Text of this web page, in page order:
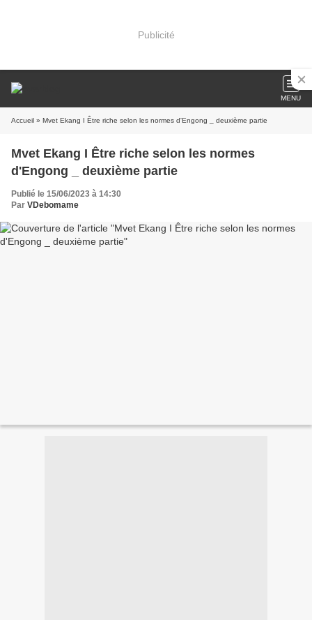
Publicité
MENU
Accueil » Mvet Ekang I Être riche selon les normes d'Engong _ deuxième partie
Mvet Ekang I Être riche selon les normes
d'Engong _ deuxième partie
Publié le 15/06/2023 à 14:30
Par VDebomame